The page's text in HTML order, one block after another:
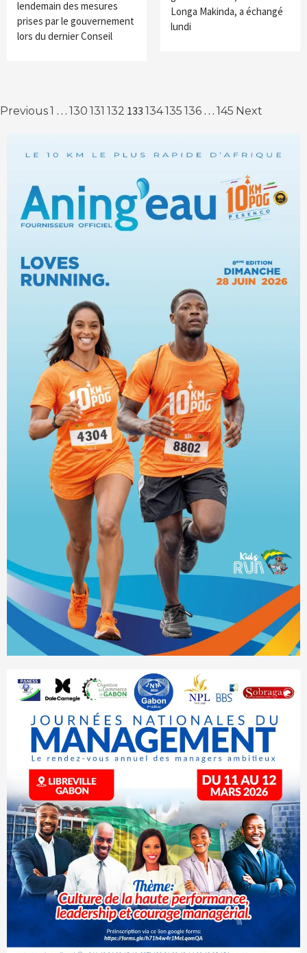
lendemain des mesures
prises par le gouvernement
lors du dernier Conseil
Longa Makinda, a échangé
lundi
Navigation
Previous1 … 130 131 132 133 134135 136 … 145 Next